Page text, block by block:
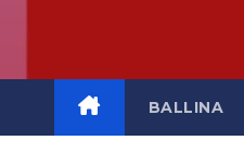
BALLINA